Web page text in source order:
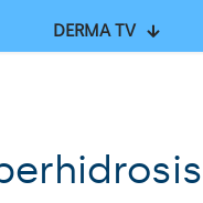
DERMA TV